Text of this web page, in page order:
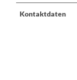
Kontaktdaten